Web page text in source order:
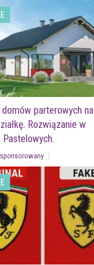
domów parterowych na
Rozwiązanie w
Pastelowych.